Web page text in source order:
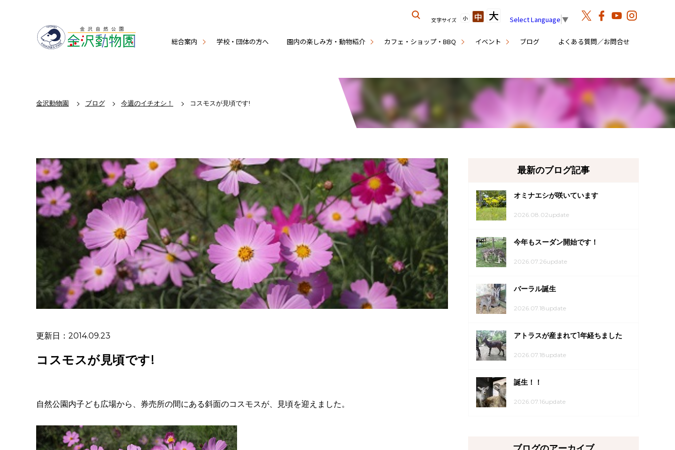
総合案内 学校・団体の方へ 園内の楽しみ方・動物紹介 カフェ・ショップ・BBQ イベント ブログ よくある質問／お問合せ
文字サイズ 小 中 大 Select Language ▼
金沢動物園 ブログ 今週のイチオシ！ コスモスが見頃です!
更新日：2014.09.23
コスモスが見頃です!
自然公園内子ども広場から、券売所の間にある斜面のコスモスが、見頃を迎えました。
最新のブログ記事
オミナエシが咲いています
2026.08.02update
今年もスーダン開始です！
2026.07.26update
バーラル誕生
2026.07.18update
アトラスが産まれて1年経ちました
2026.07.18update
誕生！！
2026.07.16update